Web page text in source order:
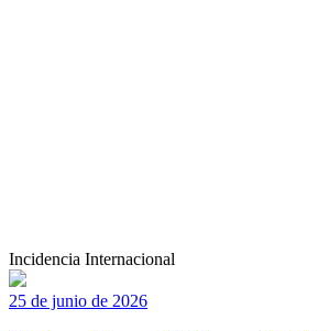
Incidencia Internacional
25 de junio de 2026